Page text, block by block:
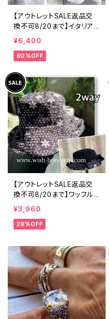
【アウトレットSALE返品交
換不可8/20まで】イタリア
製 CASADEILUCA ITALY
｜前フリル＆BIGフリルトッ
プス /ホワイト
¥6,400
60%OFF
【アウトレットSALE返品交
換不可8/20まで】ワッフル
立体フラワー＆無地 2way
リバーシブルハット・ワイヤ
ー入り変形ハット・フラワー
¥3,960
28%OFF